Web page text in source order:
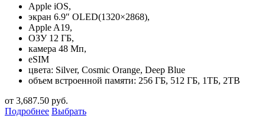
Apple iOS,
экран 6.9″ OLED(1320×2868),
Apple A19,
ОЗУ 12 ГБ,
камера 48 Мп,
eSIM
цвета: Silver, Cosmic Orange, Deep Blue
объем встроенной памяти: 256 ГБ, 512 ГБ, 1ТБ, 2TB
от 3,687.50 руб.
Подробнее Выбрать